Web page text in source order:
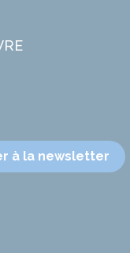
à la newsletter